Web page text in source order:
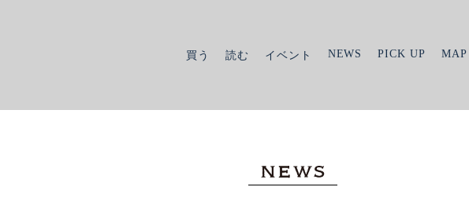
買う 読む イベント NEWS PICK UP MAP